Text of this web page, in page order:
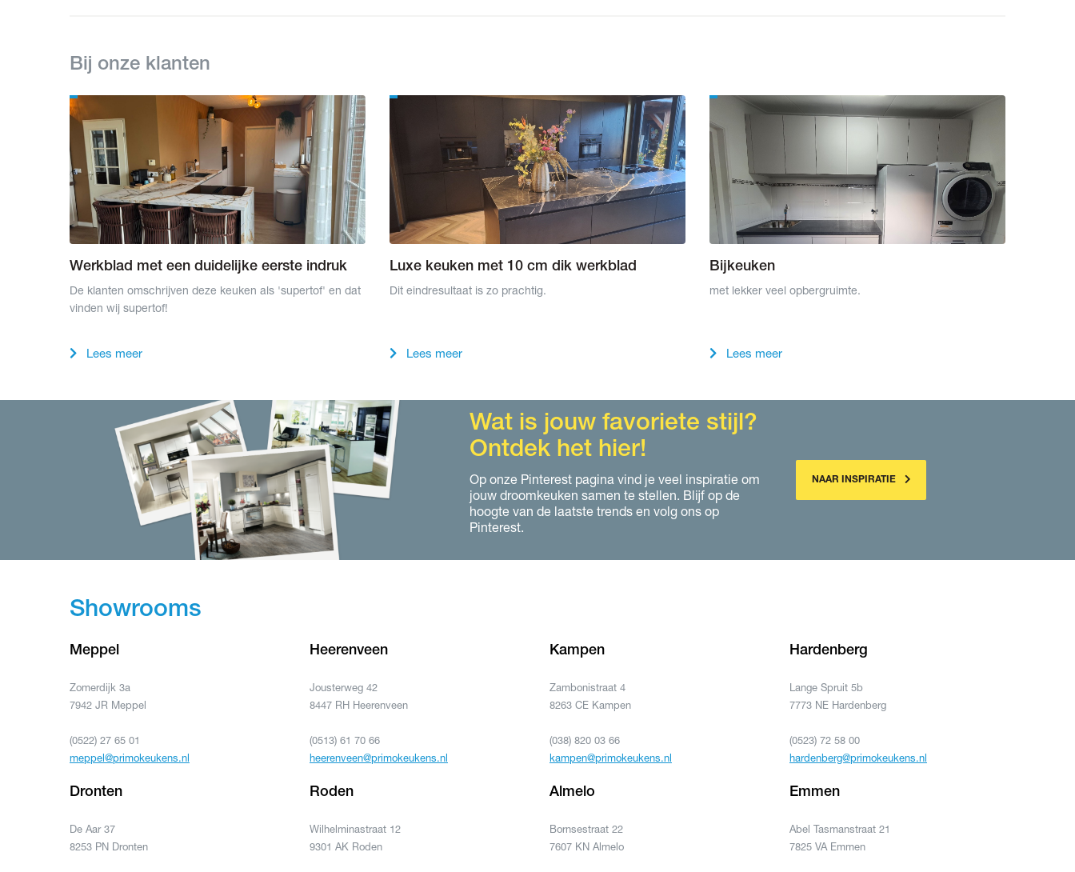
Bij onze klanten
Werkblad met een duidelijke eerste indruk
De klanten omschrijven deze keuken als 'supertof' en dat
vinden wij supertof!
Lees meer
Luxe keuken met 10 cm dik werkblad
Dit eindresultaat is zo prachtig.
Lees meer
Bijkeuken
met lekker veel opbergruimte.
Lees meer
Wat is jouw favoriete stijl?
Ontdek het hier!
Op onze Pinterest pagina vind je veel inspiratie om
jouw droomkeuken samen te stellen. Blijf op de
hoogte van de laatste trends en volg ons op
Pinterest.
NAAR INSPIRATIE
Showrooms
Meppel
Zomerdijk 3a
7942 JR Meppel
(0522) 27 65 01
meppel@primokeukens.nl
Heerenveen
Jousterweg 42
8447 RH Heerenveen
(0513) 61 70 66
heerenveen@primokeukens.nl
Kampen
Zambonistraat 4
8263 CE Kampen
(038) 820 03 66
kampen@primokeukens.nl
Hardenberg
Lange Spruit 5b
7773 NE Hardenberg
(0523) 72 58 00
hardenberg@primokeukens.nl
Dronten
De Aar 37
8253 PN Dronten
Roden
Wilhelminastraat 12
9301 AK Roden
Almelo
Bornsestraat 22
7607 KN Almelo
Emmen
Abel Tasmanstraat 21
7825 VA Emmen